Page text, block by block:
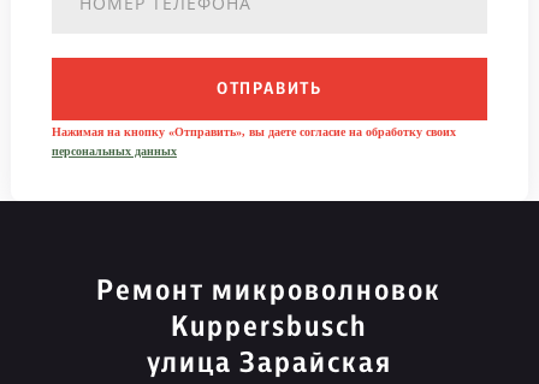
ОТПРАВИТЬ
Нажимая на кнопку «Отправить», вы даете согласие на обработку своих
персональных данных
Ремонт микроволновок
Kuppersbusch
улица Зарайская